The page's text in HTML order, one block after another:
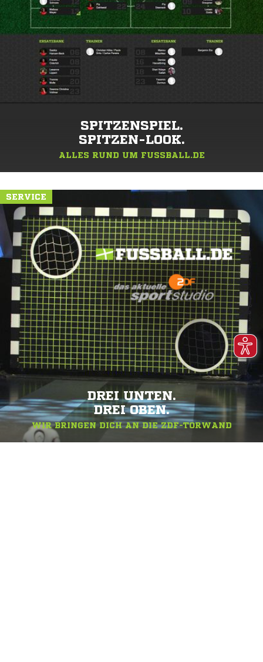
SPITZENSPIEL.
SPITZEN-LOOK.
ALLES RUND UM FUSSBALL.DE
SERVICE
DREI UNTEN.
DREI OBEN.
WIR BRINGEN DICH AN DIE ZDF-TORWAND